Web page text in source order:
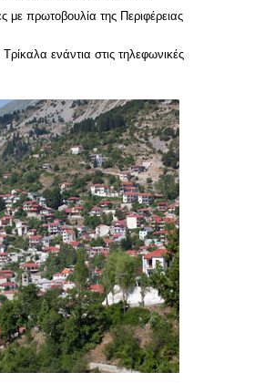
με πρωτοβουλία της Περιφέρειας
ενάντια στις τηλεφωνικές